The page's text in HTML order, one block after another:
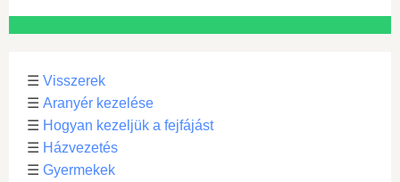
☰ Visszerek
☰ Aranyér kezelése
☰ Hogyan kezeljük a fejfájást
☰ Házvezetés
☰ Gyermekek